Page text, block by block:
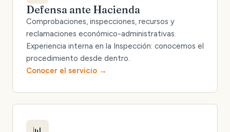
Defensa ante Hacienda
Comprobaciones, inspecciones, recursos y
reclamaciones económico-administrativas.
Experiencia interna en la Inspección: conocemos el
procedimiento desde dentro.
Conocer el servicio